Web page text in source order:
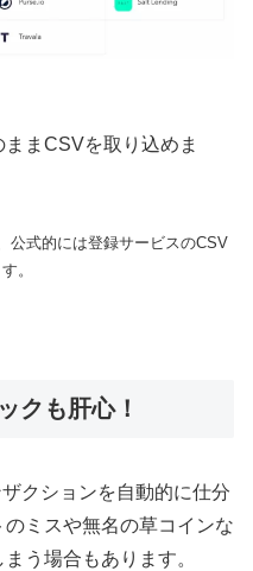
まCSVを取り込めま
公式的には登録サービスのCSV
。
クも肝心！
クションを自動的に仕分
ミスや無名の草コインな
う場合もあります。